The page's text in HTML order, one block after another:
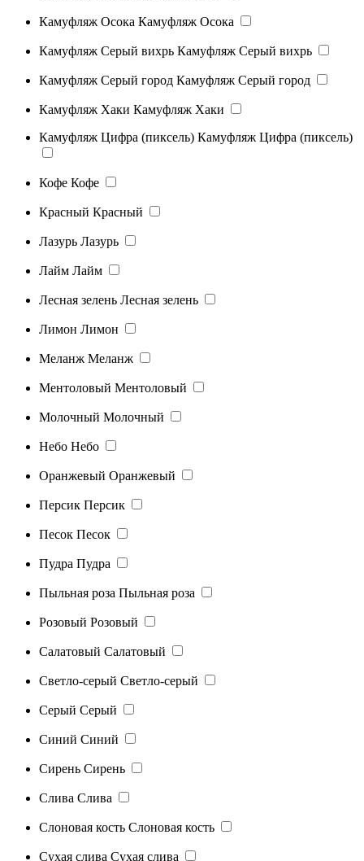
Камуфляж Осока Камуфляж Осока
Камуфляж Серый вихрь Камуфляж Серый вихрь
Камуфляж Серый город Камуфляж Серый город
Камуфляж Хаки Камуфляж Хаки
Камуфляж Цифра (пиксель) Камуфляж Цифра (пиксель)
Кофе Кофе
Красный Красный
Лазурь Лазурь
Лайм Лайм
Лесная зелень Лесная зелень
Лимон Лимон
Меланж Меланж
Ментоловый Ментоловый
Молочный Молочный
Небо Небо
Оранжевый Оранжевый
Персик Персик
Песок Песок
Пудра Пудра
Пыльная роза Пыльная роза
Розовый Розовый
Салатовый Салатовый
Светло-серый Светло-серый
Серый Серый
Синий Синий
Сирень Сирень
Слива Слива
Слоновая кость Слоновая кость
Сухая слива Сухая слива